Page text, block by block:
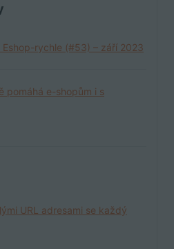
rychle (#53) – září 2023
pomáhá e-shopům i s
URL adresami se každý